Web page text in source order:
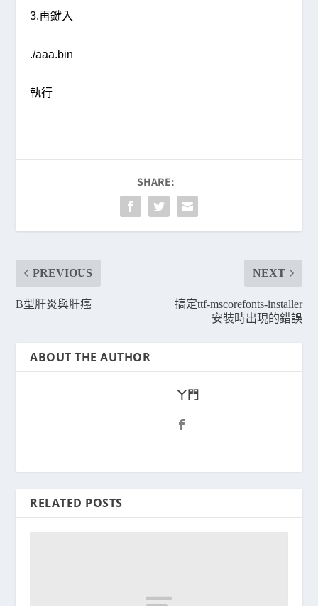
3.再鍵入
./aaa.bin
執行
SHARE:
PREVIOUS
B型肝炎與肝癌
NEXT
搞定ttf-mscorefonts-installer
安裝時出現的錯誤
ABOUT THE AUTHOR
ㄚ門
RELATED POSTS